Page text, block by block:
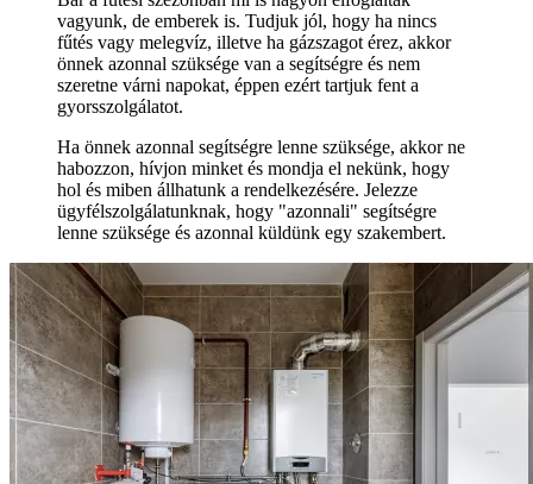
vagyunk, de emberek is. Tudjuk jól, hogy ha nincs
fűtés vagy melegvíz, illetve ha gázszagot érez, akkor
önnek azonnal szüksége van a segítségre és nem
szeretne várni napokat, éppen ezért tartjuk fent a
gyorsszolgálatot.
Ha önnek azonnal segítségre lenne szüksége, akkor ne
habozzon, hívjon minket és mondja el nekünk, hogy
hol és miben állhatunk a rendelkezésére. Jelezze
ügyfélszolgálatunknak, hogy "azonnali" segítségre
lenne szüksége és azonnal küldünk egy szakembert.